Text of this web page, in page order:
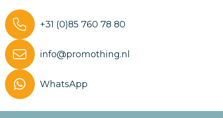
+31 (0)85 760 78 80
info@promothing.nl
WhatsApp